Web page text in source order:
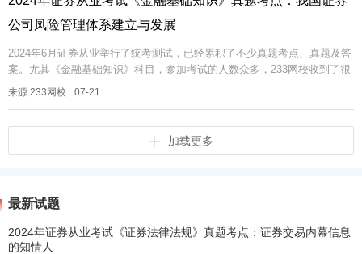
公司凤险管理体系建立与发展
2024年6月证券从业举行了统考测试，已经累积了不少真题考点、真题及答
案。尤其《金融基础知识》科目，参加考试的人数众多，233网校收到了很
多试题反馈，考过的真题可能再考，即便不考一模一样的，也可能考相...
来源 233网校 07-21
加载更多
最新试题
2024年证券从业考试《证券法律法规》真题考点：证券交易内幕信息
的知情人